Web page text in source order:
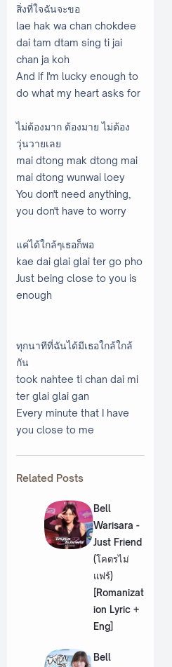
สิ่งที่ใจฉันจะขอ
lae hak wa chan chokdee
dai tam dtam sing ti jai
chan ja koh
And if I'm lucky enough to
do what my heart asks for
ไม่ต้องมาก ต้องมาย ไม่ต้อง
วุ่นวายเลย
mai dtong mak dtong mai
mai dtong wunwai loey
You don't need anything,
you don't have to worry
แค่ได้ใกล้ๆเธอก็พอ
kae dai glai glai ter go pho
Just being close to you is
enough
ทุกนาทีที่ฉันได้มีเธอใกล้ใกล้
กัน
took nahtee ti chan dai mi
ter glai glai gan
Every minute that I have
you close to me
Related Posts
Bell
Warisara -
Just Friend
(โคตรไม่
แฟร์)
[Romanizat
ion Lyric +
Eng]
Bell